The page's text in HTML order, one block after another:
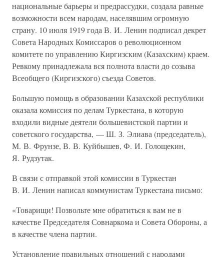
национальные барьеры и предрассудки, создала равные
возможности всем народам, населявшим огромную
страну. 10 июля 1919 года В. И. Ленин подписал декрет
Совета Народных Комиссаров о революционном
комитете по управлению Киргизским (Казахским) краем.
Ревкому принадлежала вся полнота власти до созыва
Всеобщего (Киргизского) съезда Советов.
Большую помощь в образовании Казахской республики
оказала комиссия по делам Туркестана, в которую
входили видные деятели большевистской партии и
советского государства, — Ш. З. Элиава (председатель),
М. В. Фрунзе, В. В. Куйбышев, Ф. И. Голощекин,
Я. Рудзутак.
В связи с отправкой этой комиссии в Туркестан
В. И. Ленин написал коммунистам Туркестана письмо:
«Товарищи! Позвольте мне обратиться к вам не в
качестве Председателя Совнаркома и Совета Обороны, а
в качестве члена партии.
Установление правильных отношений с народами